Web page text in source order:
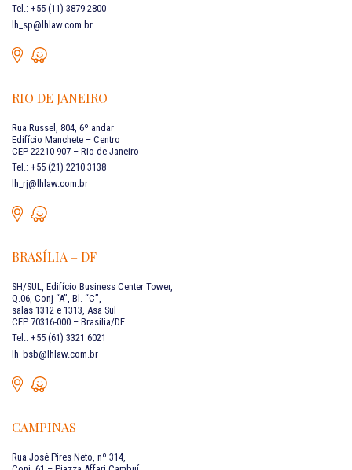
Tel.: +55 (11) 3879 2800
lh_sp@lhlaw.com.br
RIO DE JANEIRO
Rua Russel, 804, 6º andar
Edifício Manchete – Centro
CEP 22210-907 – Rio de Janeiro
Tel.: +55 (21) 2210 3138
lh_rj@lhlaw.com.br
BRASÍLIA – DF
SH/SUL, Edifício Business Center Tower,
Q.06, Conj “A”, Bl. “C”,
salas 1312 e 1313, Asa Sul
CEP 70316-000 – Brasília/DF
Tel.: +55 (61) 3321 6021
lh_bsb@lhlaw.com.br
CAMPINAS
Rua José Pires Neto, nº 314,